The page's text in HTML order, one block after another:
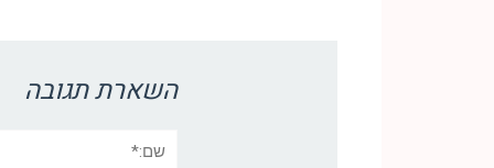
השארת תגובה